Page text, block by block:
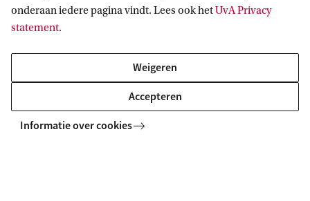
Informatie voor
Bachelorstudiekiezers
UvA-studenten
Webmail
onderaan iedere pagina vindt. Lees ook hetUvA Privacy
statement.
Weigeren
Accepteren
Informatie over cookies